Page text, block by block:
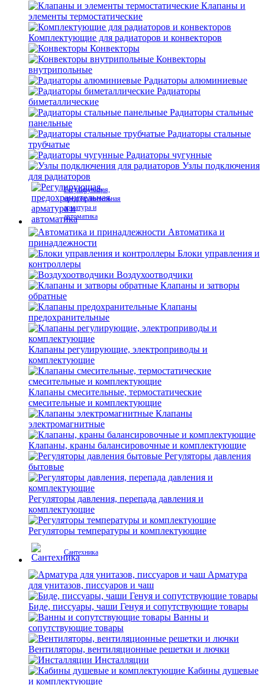
Клапаны и
элементы термостатические
Комплектующие для радиаторов и конвекторов
Конвекторы
Конвекторы
внутрипольные
Радиаторы алюминиевые
Радиаторы
биметаллические
Радиаторы стальные
панельные
Радиаторы стальные
трубчатые
Радиаторы чугунные
Узлы подключения
для радиаторов
Регулирующая,
предохранительная
арматура и
автоматика
Автоматика и
принадлежности
Блоки управления и
контроллеры
Воздухоотводчики
Клапаны и затворы
обратные
Клапаны
предохранительные
Клапаны регулирующие, электроприводы и
комплектующие
Клапаны смесительные, термостатические
смесительные и комплектующие
Клапаны
электромагнитные
Клапаны, краны балансировочные и комплектующие
Регуляторы давления
бытовые
Регуляторы давления, перепада давления и
комплектующие
Регуляторы температуры и комплектующие
Сантехника
Арматура
для унитазов, писсуаров и чаш
Биде, писсуары, чаши Генуя и сопутствующие товары
Ванны и
сопутствующие товары
Вентиляторы, вентиляционные решетки и лючки
Инсталляции
Кабины душевые
и комплектующие